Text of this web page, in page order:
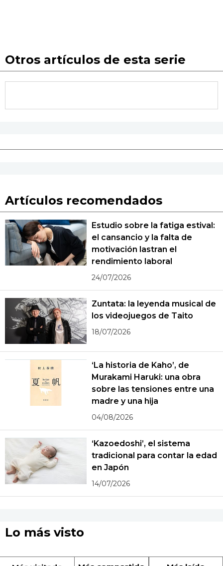
Otros artículos de esta serie
Artículos recomendados
Estudio sobre la fatiga estival:
el cansancio y la falta de
motivación lastran el
rendimiento laboral
24/07/2026
Zuntata: la leyenda musical de
los videojuegos de Taito
18/07/2026
‘La historia de Kaho’, de
Murakami Haruki: una obra
sobre las tensiones entre una
madre y una hija
04/08/2026
‘Kazoedoshi’, el sistema
tradicional para contar la edad
en Japón
14/07/2026
Lo más visto